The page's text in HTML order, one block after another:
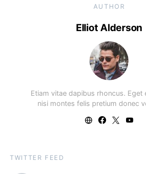
AUTHOR
Elliot Alderson
Etiam vitae dapibus rhoncus. Eget
nisi montes felis pretium donec
TWITTER FEED